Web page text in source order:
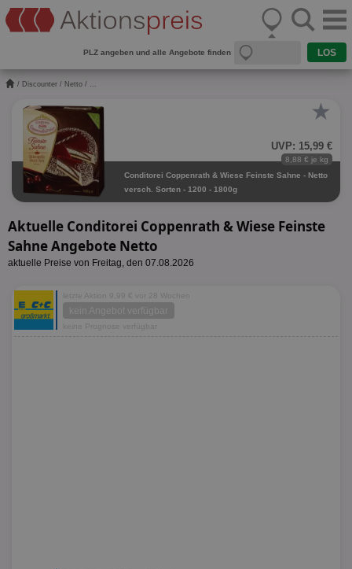
PLZ angeben und alle Angebote finden
/ Discounter / Netto / ...
★
UVP: 15,99 €
8,88 € je kg
Conditorei Coppenrath & Wiese Feinste Sahne - Netto
versch. Sorten - 1200 - 1800g
Aktuelle Conditorei Coppenrath & Wiese Feinste
Sahne Angebote Netto
aktuelle Preise von Freitag, den 07.08.2026
letzte Aktion 9,99 € vor 28 Wochen
kein Angebot verfügbar
keine Prognose verfügbar